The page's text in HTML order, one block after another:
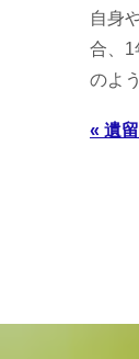
自身
合、1
のよ
« 遺